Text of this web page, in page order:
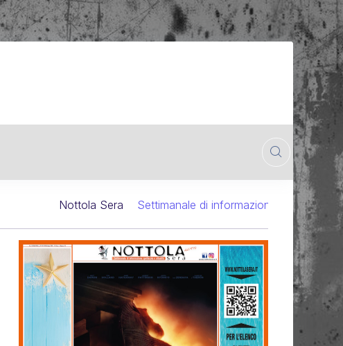
Nottola Sera Settimanale di informazione cinematografica